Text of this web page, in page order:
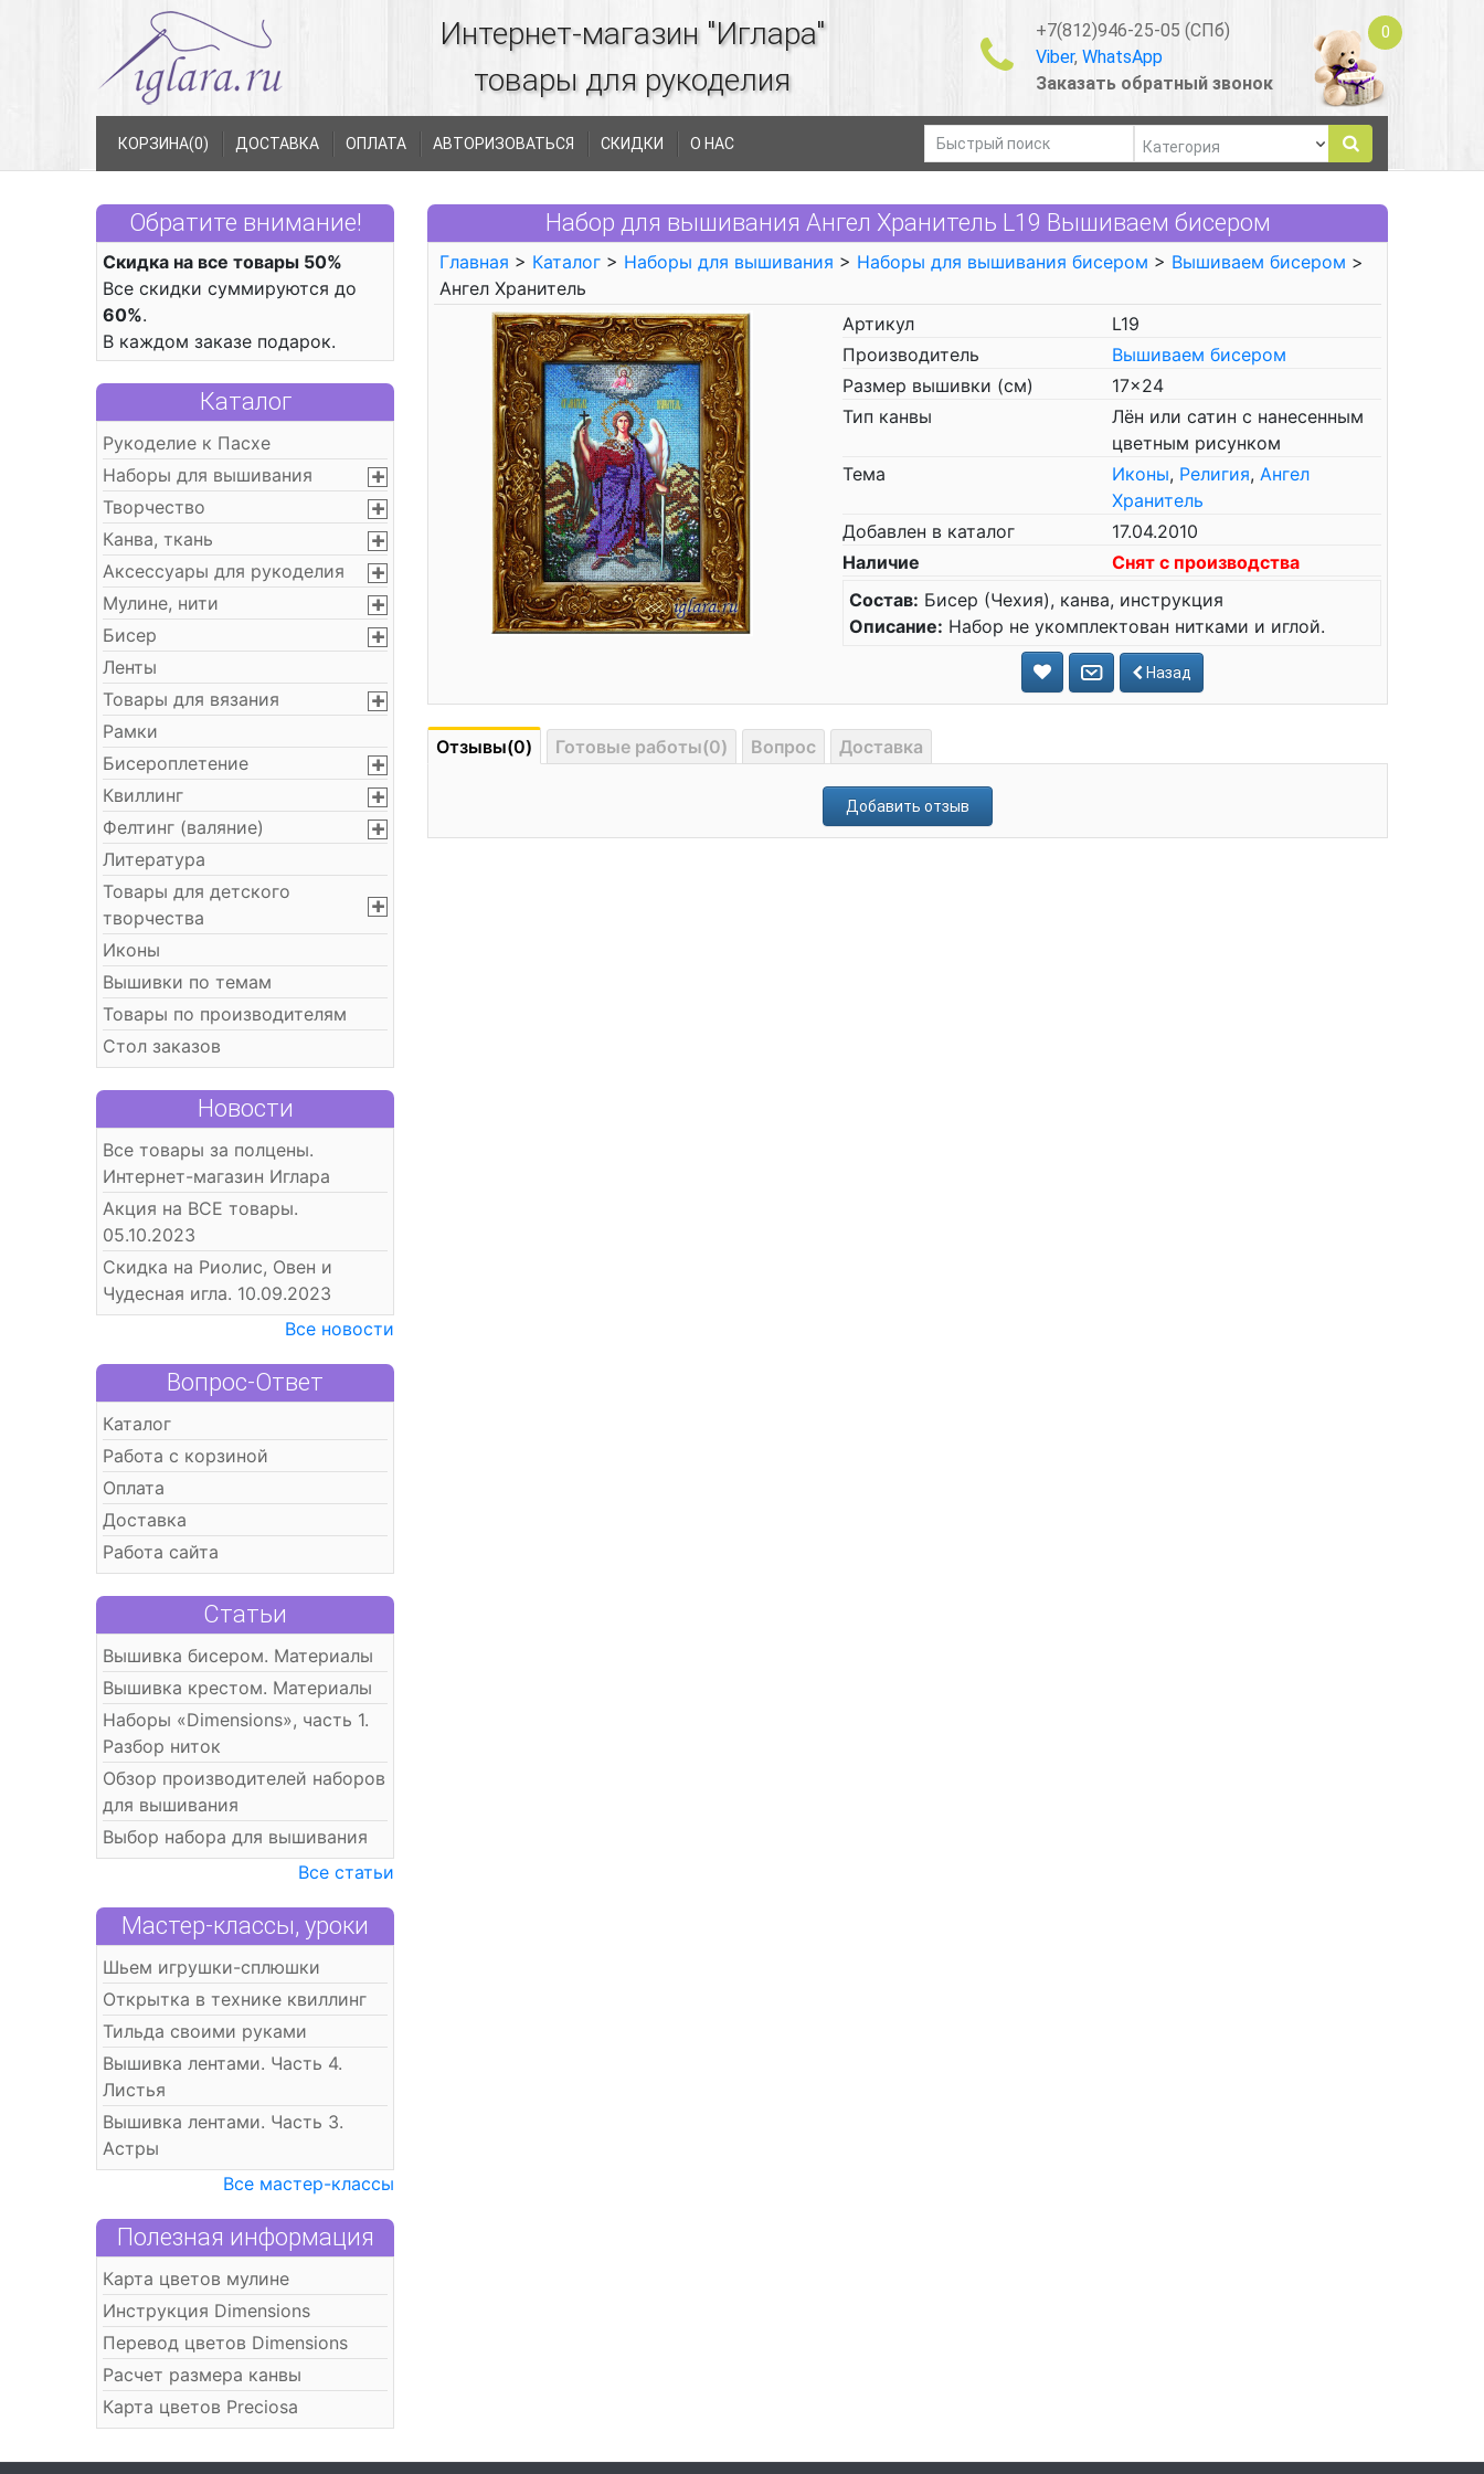
Интернет-магазин "Иглара"
товары для рукоделия
+7(812)946-25-05 (СПб)
Viber, WhatsApp
Заказать обратный звонок
0
КОРЗИНА(0) ДОСТАВКА ОПЛАТА АВТОРИЗОВАТЬСЯ СКИДКИ О НАС
Обратите внимание!
Скидка на все товары 50%
Все скидки суммируются до
60%.
В каждом заказе подарок.
Каталог
Рукоделие к Пасхе
Наборы для вышивания
Творчество
Канва, ткань
Аксессуары для рукоделия
Мулине, нити
Бисер
Ленты
Товары для вязания
Рамки
Бисероплетение
Квиллинг
Фелтинг (валяние)
Литература
Товары для детского
творчества
Иконы
Вышивки по темам
Товары по производителям
Стол заказов
Новости
Все товары за полцены.
Интернет-магазин Иглара
Акция на ВСЕ товары.
05.10.2023
Скидка на Риолис, Овен и
Чудесная игла. 10.09.2023
Все новости
Вопрос-Ответ
Каталог
Работа с корзиной
Оплата
Доставка
Работа сайта
Статьи
Вышивка бисером. Материалы
Вышивка крестом. Материалы
Наборы «Dimensions», часть 1.
Разбор ниток
Обзор производителей наборов
для вышивания
Выбор набора для вышивания
Все статьи
Мастер-классы, уроки
Шьем игрушки-сплюшки
Открытка в технике квиллинг
Тильда своими руками
Вышивка лентами. Часть 4.
Листья
Вышивка лентами. Часть 3.
Астры
Все мастер-классы
Полезная информация
Карта цветов мулине
Инструкция Dimensions
Перевод цветов Dimensions
Расчет размера канвы
Карта цветов Preciosa
Набор для вышивания Ангел Хранитель L19 Вышиваем бисером
Главная > Каталог > Наборы для вышивания > Наборы для вышивания бисером > Вышиваем бисером >
Ангел Хранитель
Артикул
L19
Производитель
Вышиваем бисером
Размер вышивки (см)
17x24
Тип канвы
Лён или сатин с нанесенным
цветным рисунком
Тема
Иконы, Религия, Ангел
Хранитель
Добавлен в каталог
17.04.2010
Наличие
Снят с производства
Состав: Бисер (Чехия), канва, инструкция
Описание: Набор не укомплектован нитками и иглой.
Назад
Отзывы(0) Готовые работы(0) Вопрос Доставка
Добавить отзыв